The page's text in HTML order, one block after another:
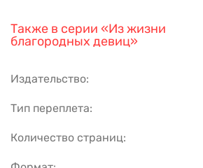
Также в серии «Из жизни
благородных девиц»
Издательство:
Тип переплета:
Количество страниц: